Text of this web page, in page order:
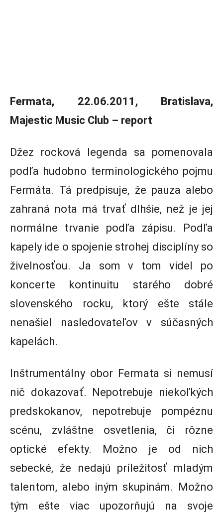
Fermata, 22.06.2011, Bratislava,
Majestic Music Club – report
Džez rocková legenda sa pomenovala
podľa hudobno terminologického pojmu
Fermáta. Tá predpisuje, že pauza alebo
zahraná nota má trvať dlhšie, než je jej
normálne trvanie podľa zápisu. Podľa
kapely ide o spojenie strohej disciplíny so
živelnosťou. Ja som v tom videl po
koncerte kontinuitu starého dobré
slovenského rocku, ktorý ešte stále
nenašiel nasledovateľov v súčasných
kapelách.
Inštrumentálny obor Fermata si nemusí
nič dokazovať. Nepotrebuje niekoľkých
predskokanov, nepotrebuje pompéznu
scénu, zvláštne osvetlenia, či rôzne
optické efekty. Možno je od nich
sebecké, že nedajú príležitosť mladým
talentom, alebo iným skupinám. Možno
tým ešte viac upozorňujú na svoje